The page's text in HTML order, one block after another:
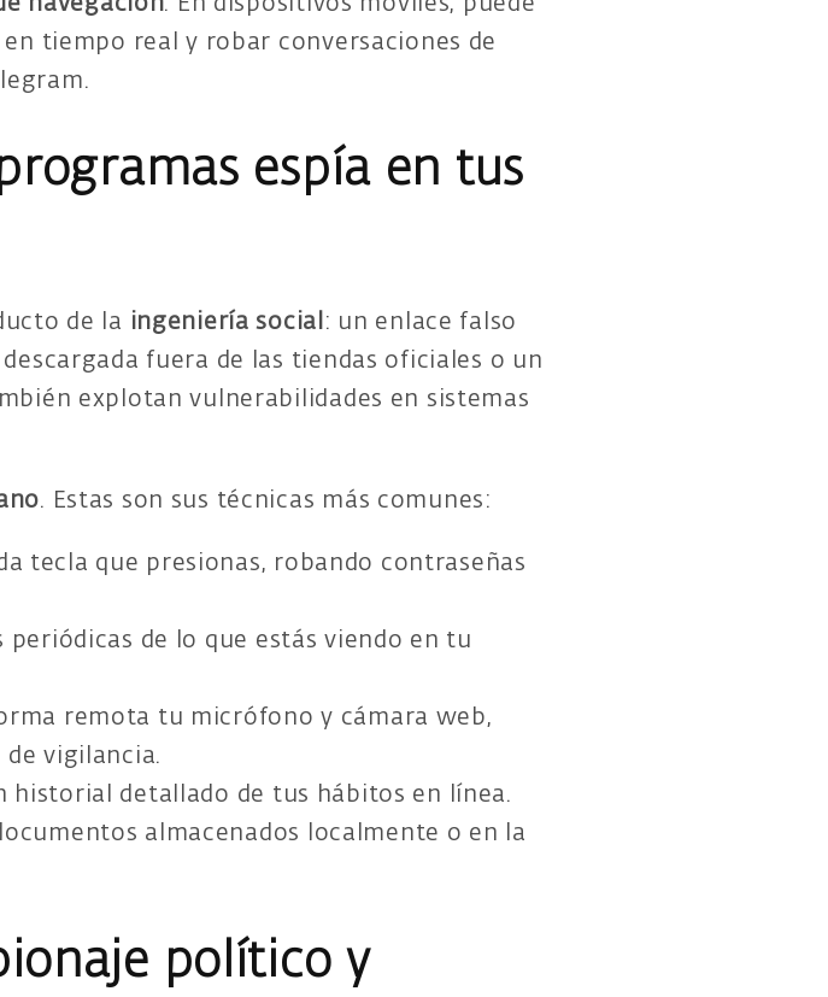
tiempo real y robar conversaciones de
espía en tus
de la ingeniería social : un enlace falso
fuera de las tiendas oficiales o un
explotan vulnerabilidades en sistemas
. Estas son sus técnicas más comunes:
tecla que presionas, robando contraseñas
periódicas de lo que estás viendo en tu
remota tu micrófono y cámara web,
vigilancia.
historial detallado de tus hábitos en línea.
almacenados localmente o en la
político y